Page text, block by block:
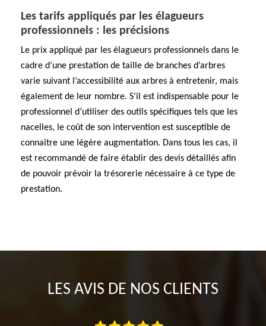
Les tarifs appliqués par les élagueurs
professionnels : les précisions
Le prix appliqué par les élagueurs professionnels dans le
cadre d’une prestation de taille de branches d’arbres
varie suivant l’accessibilité aux arbres à entretenir, mais
également de leur nombre. S’il est indispensable pour le
professionnel d’utiliser des outils spécifiques tels que les
nacelles, le coût de son intervention est susceptible de
connaitre une légère augmentation. Dans tous les cas, il
est recommandé de faire établir des devis détaillés afin
de pouvoir prévoir la trésorerie nécessaire à ce type de
prestation.
LES AVIS DE NOS CLIENTS